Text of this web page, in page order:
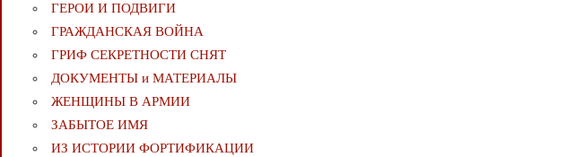
ГЕРОИ И ПОДВИГИ
ГРАЖДАНСКАЯ ВОЙНА
ГРИФ СЕКРЕТНОСТИ СНЯТ
ДОКУМЕНТЫ и МАТЕРИАЛЫ
ЖЕНЩИНЫ В АРМИИ
ЗАБЫТОЕ ИМЯ
ИЗ ИСТОРИИ ФОРТИФИКАЦИИ